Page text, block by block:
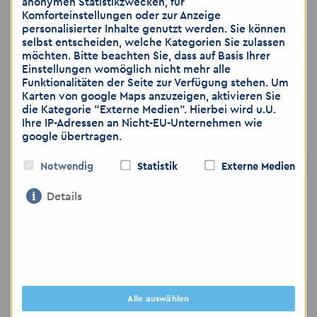
Instandhaltung?
Oder Sie kommen aus dem Handwerk,
zum Beispiel aus dem Elektrobereich, der
Heizungs-, Sanitär- und
Installationstechnik (HSI) oder sind
Malerfachkraft?
Dann bewerben Sie sich gerne initiativ.
Wir finden den passenden Job für Sie –
Hinweis: Wir weisen darauf hin, dass die
Übermittlung von personenbezogenen Daten
anonymen Statistikzwecken, für
Komforteinstellungen oder zur Anzeige
personalisierter Inhalte genutzt werden. Sie können
selbst entscheiden, welche Kategorien Sie zulassen
möchten. Bitte beachten Sie, dass auf Basis Ihrer
Einstellungen womöglich nicht mehr alle
Funktionalitäten der Seite zur Verfügung stehen. Um
Karten von google Maps anzuzeigen, aktivieren Sie
die Kategorie "Externe Medien". Hierbei wird u.U.
Ihre IP-Adressen an Nicht-EU-Unternehmen wie
google übertragen.
Notwendig Statistik Externe Medien
Details
Alle auswählen